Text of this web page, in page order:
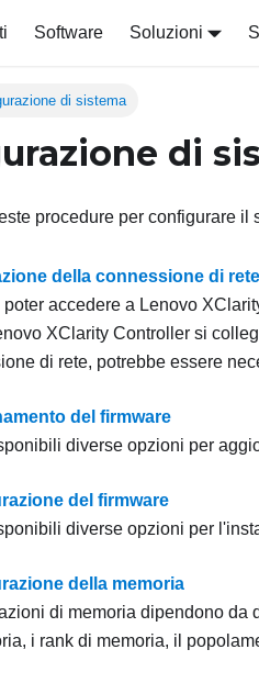
Software Soluzioni
di sistema
di
procedure per configurare il
della connessione di
poter accedere a Lenovo
XClarity Controller si
di rete, potrebbe essere
del firmware
diverse opzioni per
del firmware
diverse opzioni per
della memoria
di memoria dipendono
i rank di memoria, il